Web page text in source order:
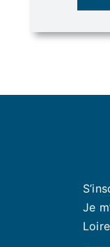
Je